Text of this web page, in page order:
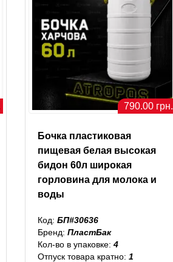
790.00 грн.
Бочка пластиковая
пищевая белая высокая
бидон 60л широкая
горловина для молока и
воды
Код:БП#30636
Бренд:ПластБак
Кол-во в упаковке:4
Отпуск товара кратно:1